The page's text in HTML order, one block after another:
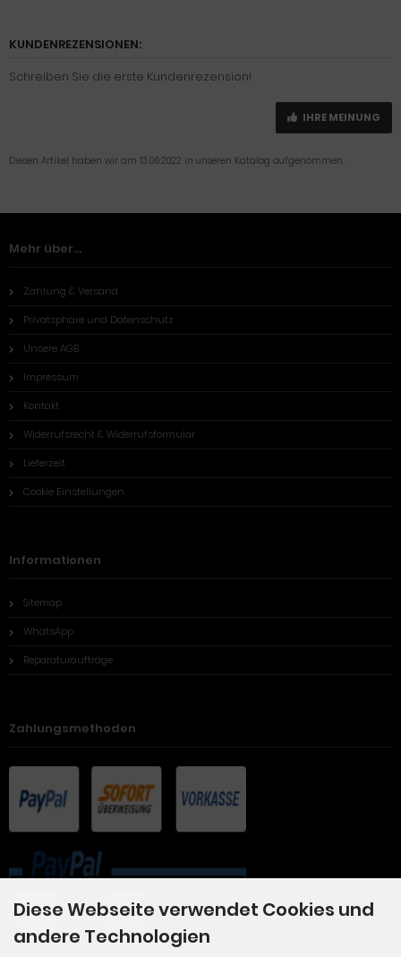
KUNDENREZENSIONEN:
Schreiben Sie die erste Kundenrezension!
IHRE MEINUNG
Diesen Artikel haben wir am 13.06.2022 in unseren Katalog aufgenommen.
Mehr über...
Zahlung & Versand
Privatsphäre und Datenschutz
Unsere AGB
Impressum
Kontakt
Widerrufsrecht & Widerrufsformular
Lieferzeit
Cookie Einstellungen
Informationen
Sitemap
WhatsApp
Reparaturaufträge
Zahlungsmethoden
Diese Webseite verwendet Cookies und
andere Technologien